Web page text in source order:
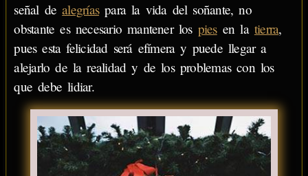
señal dealegríaspara la vida del soñante, no
obstante es necesario mantener los piesen la tierra,
pues esta felicidad será efímera y puede llegar a
alejarlo de la realidad y de los problemas con los
que debe lidiar.